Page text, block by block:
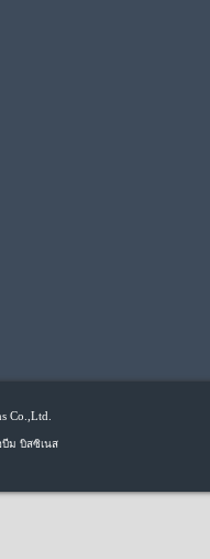
Co.,Ltd.
บีม บิสซิเนส